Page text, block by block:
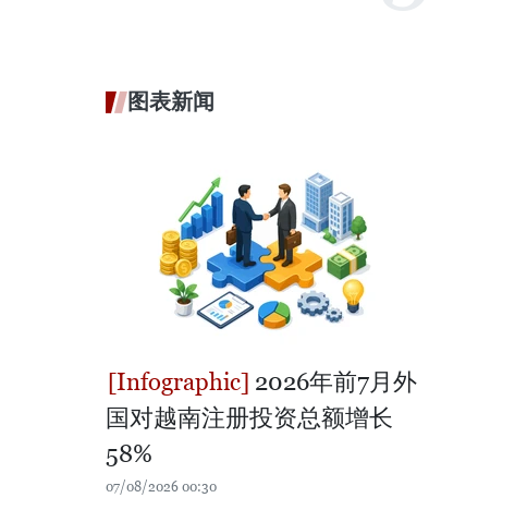
图表新闻
2026年前7月外
国对越南注册投资总额增长
58%
07/08/2026 00:30